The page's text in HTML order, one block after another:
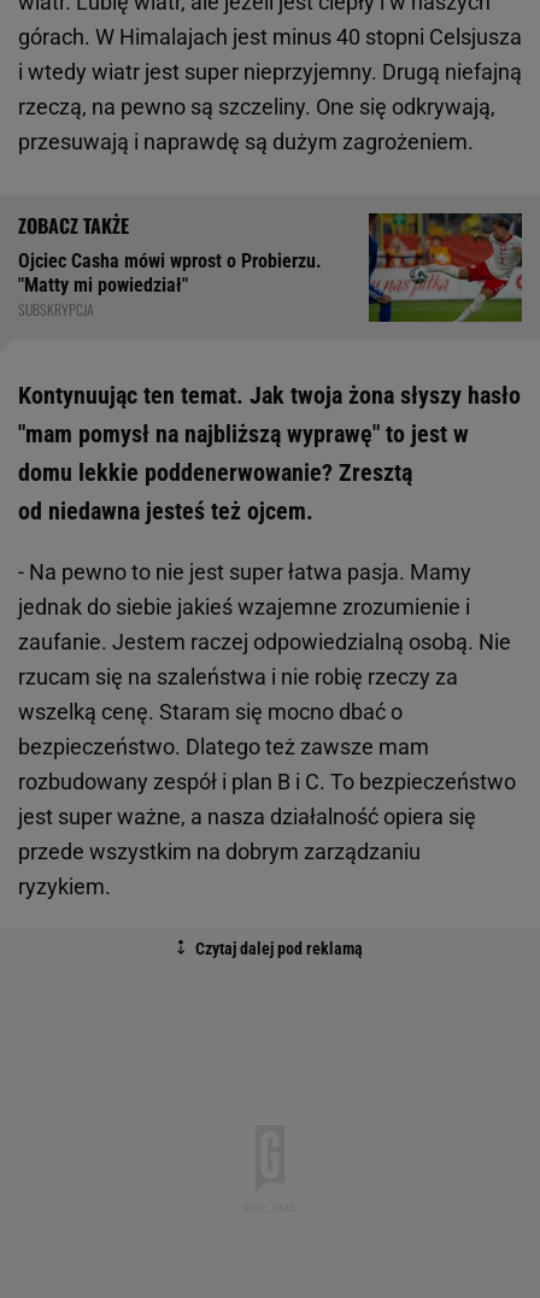
górach. W Himalajach jest minus 40 stopni Celsjusza
i wtedy wiatr jest super nieprzyjemny. Drugą niefajną
rzeczą, na pewno są szczeliny. One się odkrywają,
przesuwają i naprawdę są dużym zagrożeniem.
Ojciec Casha mówi wprost o Probierzu.
"Matty mi powiedział"
SUBSKRYPCJA
Kontynuując ten temat. Jak twoja żona słyszy hasło
"mam pomysł na najbliższą wyprawę" to jest w
domu lekkie poddenerwowanie? Zresztą
od niedawna jesteś też ojcem.
- Na pewno to nie jest super łatwa pasja. Mamy
jednak do siebie jakieś wzajemne zrozumienie i
zaufanie. Jestem raczej odpowiedzialną osobą. Nie
rzucam się na szaleństwa i nie robię rzeczy za
wszelką cenę. Staram się mocno dbać o
bezpieczeństwo. Dlatego też zawsze mam
rozbudowany zespół i plan B i C. To bezpieczeństwo
jest super ważne, a nasza działalność opiera się
przede wszystkim na dobrym zarządzaniu
ryzykiem.